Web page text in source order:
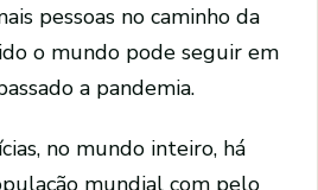
pessoas no caminho da
o mundo pode seguir em
a pandemia.
no mundo inteiro, há